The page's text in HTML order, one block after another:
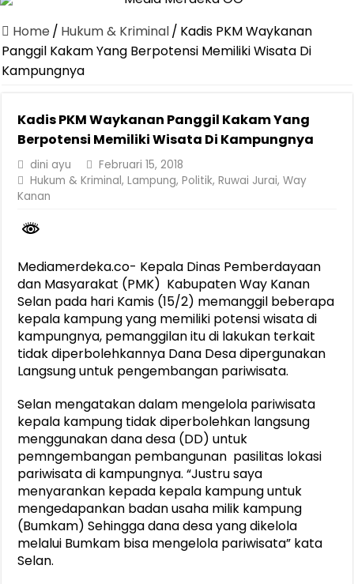
Canangkan Desa TAPIS dan Luncurkan Sekolah Lansia di
Pemprov Lampung Berhasil Kendalikan Inflasi, Jadi Provinsi
Pemprov Lampung Perkuat Pembangunan Rumah Layak Huni
Pastikan Pelayanan Maksimal, Direksi Jasa Raharja Tinjau Korban
Jasa Raharja Jamin Seluruh Korban Kebakaran KM Mutiara
Purnama Wulan Sari Mirza Buka SiSeSa Roadshow Lampung
Home / Hukum & Kriminal/ Kadis PKM Waykanan
Panggil Kakam Yang Berpotensi Memiliki Wisata Di
Kampungnya
Kadis PKM Waykanan Panggil Kakam Yang
Berpotensi Memiliki Wisata Di Kampungnya
dini ayu
Februari 15, 2018
Hukum & Kriminal,Lampung,Politik,Ruwai Jurai,Way
Kanan
Mediamerdeka.co- Kepala Dinas Pemberdayaan
dan Masyarakat (PMK) Kabupaten Way Kanan
Selan pada hari Kamis (15/2) memanggil beberapa
kepala kampung yang memiliki potensi wisata di
kampungnya, pemanggilan itu di lakukan terkait
tidak diperbolehkannya Dana Desa dipergunakan
Langsung untuk pengembangan pariwisata.
Selan mengatakan dalam mengelola pariwisata
kepala kampung tidak diperbolehkan langsung
menggunakan dana desa (DD) untuk
pemngembangan pembangunan pasilitas lokasi
pariwisata di kampungnya. “Justru saya
menyarankan kepada kepala kampung untuk
mengedapankan badan usaha milik kampung
(Bumkam) Sehingga dana desa yang dikelola
melalui Bumkam bisa mengelola pariwisata” kata
Selan.